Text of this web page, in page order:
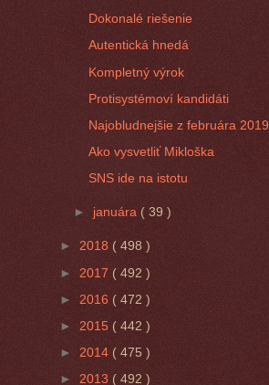
Dokonalé riešenie
Autentická hnedá
Kompletný výrok
Protisystémoví kandidáti
Najobludnejšie z februára 2019
Ako vysvetliť Mikloška
SNS ide na istotu
► januára ( 39 )
► 2018 ( 498 )
► 2017 ( 492 )
► 2016 ( 472 )
► 2015 ( 442 )
► 2014 ( 475 )
► 2013 ( 492 )